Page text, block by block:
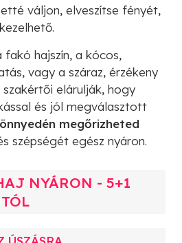
váljon, elveszítse fényét,
hajszín, a kócos,
vagy a száraz, érzékeny
elárulják, hogy
és jól megválasztott
megőrizheted
szépségét egész nyáron.
NYÁRON - 5+1